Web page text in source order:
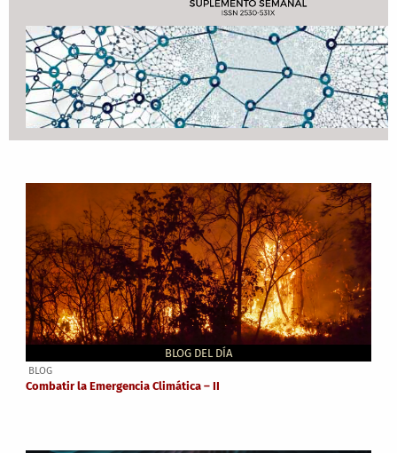
BLOG DEL DÍA
BLOG
Combatir la Emergencia Climática – II